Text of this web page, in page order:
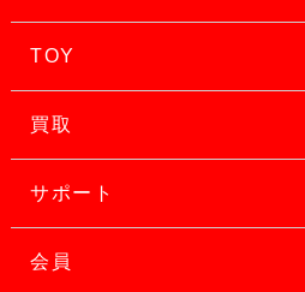
TOY
買取
サポート
会員